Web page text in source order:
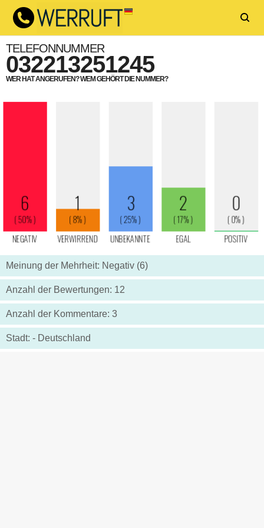
TELEFONNUMMER
032213251245
WER HAT ANGERUFEN? WEM GEHÖRT DIE NUMMER?
Meinung der Mehrheit: Negativ (6)
Anzahl der Bewertungen: 12
Anzahl der Kommentare: 3
Stadt: - Deutschland